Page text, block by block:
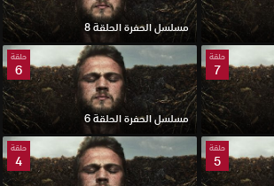
مسلسل الحفرة الحلقة 8
حلقة
7
حلقة
6
مسلسل الحفرة الحلقة 6
حلقة
5
حلقة
4